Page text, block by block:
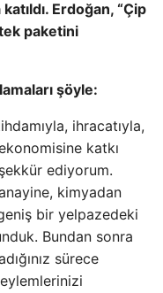
Erdoğan, “Çip
paketini
şöyle:
ihracatıyla,
katkı
ediyorum.
kimyadan
bir yelpazedeki
Bundan sonra
sürece